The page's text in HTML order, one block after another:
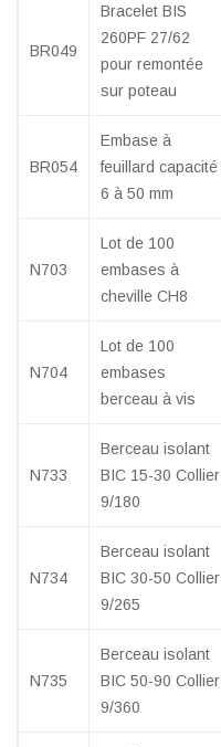
BR049
Bracelet BIS
260PF 27/62
pour remontée
sur poteau
BR054
Embase à
feuillard capacité
6 à 50 mm
N703
Lot de 100
embases à
cheville CH8
N704
Lot de 100
embases
berceau à vis
N733
Berceau isolant
BIC 15-30 Collier
9/180
N734
Berceau isolant
BIC 30-50 Collier
9/265
N735
Berceau isolant
BIC 50-90 Collier
9/360